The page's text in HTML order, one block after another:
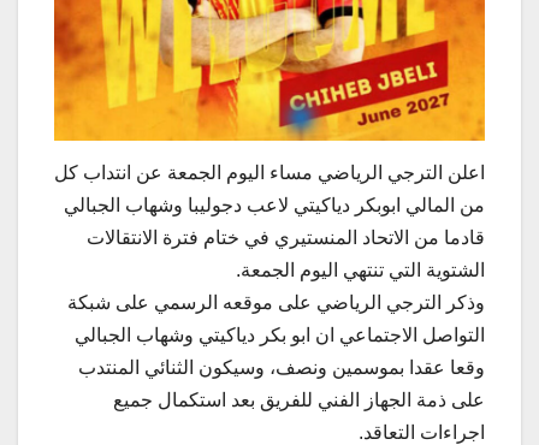
اعلن الترجي الرياضي مساء اليوم الجمعة عن انتداب كل
من المالي ابوبكر دياكيتي لاعب دجوليبا وشهاب الجبالي
قادما من الاتحاد المنستيري في ختام فترة الانتقالات
الشتوية التي تنتهي اليوم الجمعة.
وذكر الترجي الرياضي على موقعه الرسمي على شبكة
التواصل الاجتماعي ان ابو بكر دياكيتي وشهاب الجبالي
وقعا عقدا بموسمين ونصف، وسيكون الثنائي المنتدب
على ذمة الجهاز الفني للفريق بعد استكمال جميع
اجراءات التعاقد.